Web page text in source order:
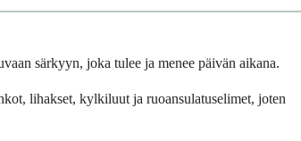
särkyyn, joka tulee ja menee päivän aikana.
lihakset, kylkiluut ja ruoansulatus­elimet, joten